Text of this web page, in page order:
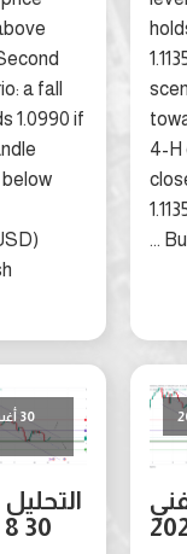
holds above
1.1065 Second
scenario: a fall
towards 1.0990 if
4-H candle
closes below
(GBPUSD)
30 أغسطس
2024
التحليل الفني